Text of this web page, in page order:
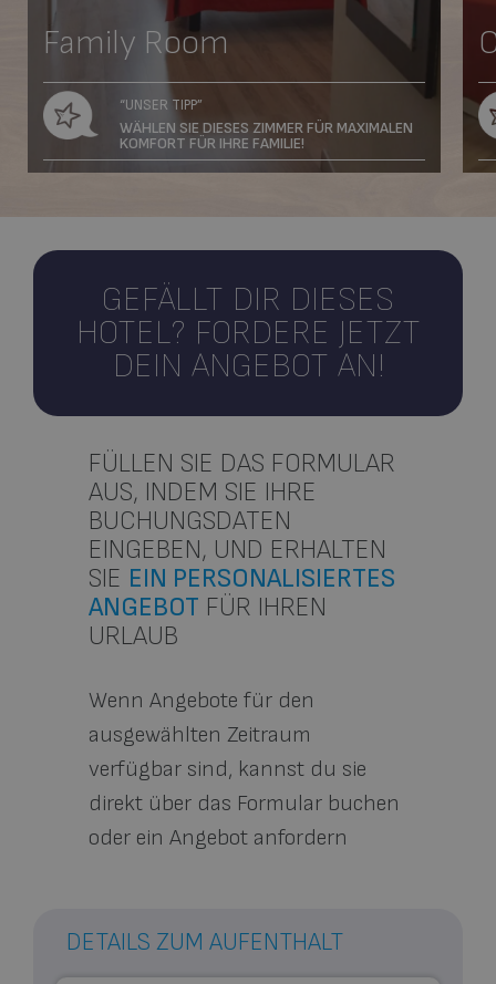
Family Room
“UNSER TIPP”
WÄHLEN SIE DIESES ZIMMER FÜR MAXIMALEN
KOMFORT FÜR IHRE FAMILIE!
GEFÄLLT DIR DIESES
HOTEL? FORDERE JETZT
DEIN ANGEBOT AN!
FÜLLEN SIE DAS FORMULAR
AUS, INDEM SIE IHRE
BUCHUNGSDATEN
EINGEBEN, UND ERHALTEN
SIE EIN PERSONALISIERTES
ANGEBOT FÜR IHREN
URLAUB
Wenn Angebote für den
ausgewählten Zeitraum
verfügbar sind, kannst du sie
direkt über das Formular buchen
oder ein Angebot anfordern
DETAILS ZUM AUFENTHALT